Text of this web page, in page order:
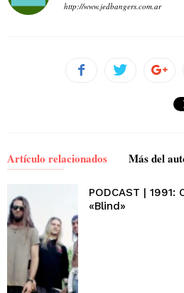
http://www.jedbangers.com.ar
Artículo relacionados Más del
PODCAST |
«Blind»